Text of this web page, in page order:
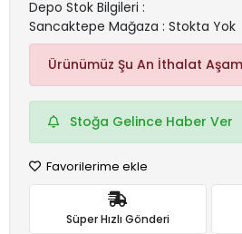
Depo Stok Bilgileri :
Sancaktepe Mağaza : Stokta Yok
Ürünümüz Şu An İthalat
Stoğa Gelince Haber Ver
Favorilerime ekle
Süper Hızlı Gönderi